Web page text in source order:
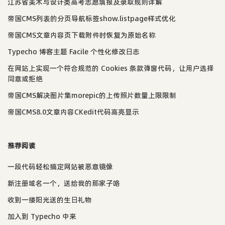
帝国CMS列表的分页导航标签show.listpage样式优化
帝国CMS文章内容页下载附件时恢复为原始名称
Typecho 博客主题 Facile 个性化修改日志
在网站上实现一个符合规范的 Cookies 条款弹窗代码，让用户选择
同意或拒绝
帝国CMS解决图片集morepic的上传照片数量上限限制
帝国CMS8.0文章内容CKedit代码高亮显示
推荐阅读
一段代码轻松搞定网站被恶意镜像
新注册域名一个，送给我的那家子咯
收到一缕阳光送的生日礼物
加入到 Typecho 中来